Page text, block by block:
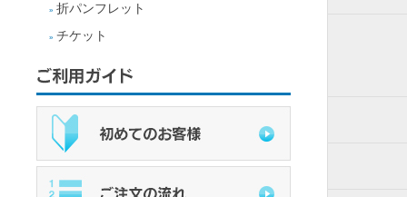
» 折パンフレット
» チケット